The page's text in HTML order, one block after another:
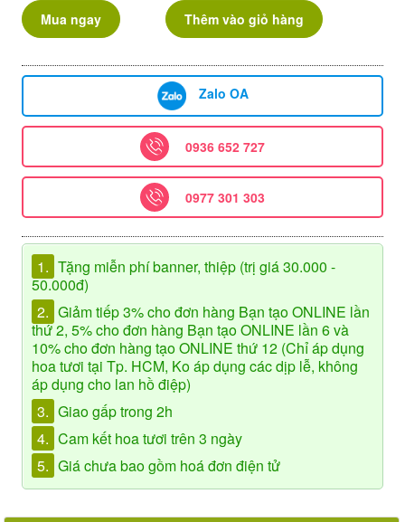
Mua ngay Thêm vào giỏ hàng
Zalo OA
0936 652 727
0977 301 303
1. Tặng miễn phí banner, thiệp (trị giá 30.000 -
50.000đ)
2. Giảm tiếp 3% cho đơn hàng Bạn tạo ONLINE lần
thứ 2, 5% cho đơn hàng Bạn tạo ONLINE lần 6 và
10% cho đơn hàng tạo ONLINE thứ 12 (Chỉ áp dụng
hoa tươi tại Tp. HCM, Ko áp dụng các dịp lễ, không
áp dụng cho lan hồ điệp)
3. Giao gấp trong 2h
4. Cam kết hoa tươi trên 3 ngày
5. Giá chưa bao gồm hoá đơn điện tử